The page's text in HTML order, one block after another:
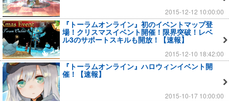
2015-12-12 10:00:00
『トーラムオンライン』初のイベントマップ登
場！クリスマスイベント開催！限界突破！レベ
ル3のサポートスキルも開放！【速報】
2015-12-10 18:42:00
『トーラムオンライン』ハロウィンイベント開
催！【速報】
2015-10-17 10:00:00